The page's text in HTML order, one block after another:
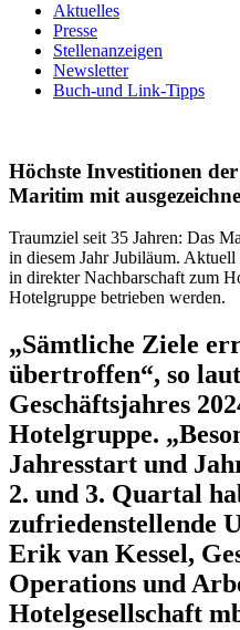
Aktuelles
Presse
Stellenanzeigen
Newsletter
Buch-und Link-Tipps
Höchste Investitionen
Maritim mit
Traumziel seit 35 Jahren: Das
in diesem Jahr Jubiläum.
in direkter Nachbarschaft zum
Hotelgruppe betrieben werden.
„Sämtliche Ziele
übertroffen“, so
Geschäftsjahres
Hotelgruppe.
Jahresstart und
2. und 3. Quartal
zufriedenstellende
Erik van Kessel,
Operations und
Hotelgesellschaft